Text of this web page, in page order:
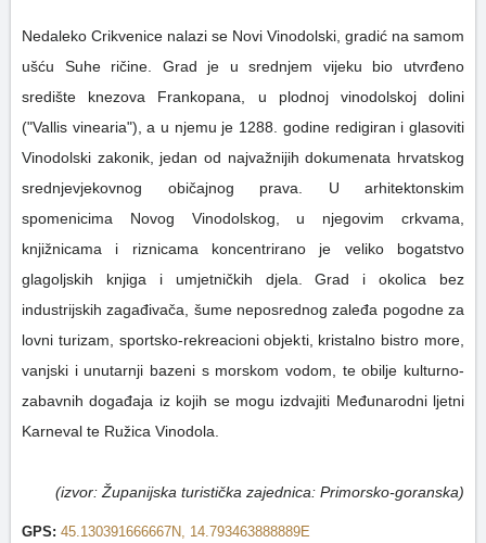
Nedaleko Crikvenice nalazi se Novi Vinodolski, gradić na samom
ušću Suhe ričine. Grad je u srednjem vijeku bio utvrđeno
središte knezova Frankopana, u plodnoj vinodolskoj dolini
("Vallis vinearia"), a u njemu je 1288. godine redigiran i glasoviti
Vinodolski zakonik, jedan od najvažnijih dokumenata hrvatskog
srednjevjekovnog običajnog prava. U arhitektonskim
spomenicima Novog Vinodolskog, u njegovim crkvama,
knjižnicama i riznicama koncentrirano je veliko bogatstvo
glagoljskih knjiga i umjetničkih djela. Grad i okolica bez
industrijskih zagađivača, šume neposrednog zaleđa pogodne za
lovni turizam, sportsko-rekreacioni objekti, kristalno bistro more,
vanjski i unutarnji bazeni s morskom vodom, te obilje kulturno-
zabavnih događaja iz kojih se mogu izdvajiti Međunarodni ljetni
Karneval te Ružica Vinodola.
(izvor: Županijska turistička zajednica: Primorsko-goranska)
GPS: 45.130391666667N, 14.793463888889E